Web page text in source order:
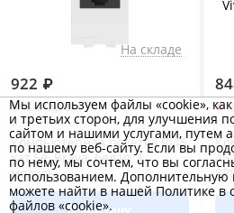
На складе
922 ₽
Складской
Арт.: 76654B
Компьютерная розетка RJ45
кат.5e, Brava, белая, 1
модуль
В корзину
Мы используем файлы «cookie»,
и третьих сторон, для улучшения
сайтом и нашими услугами, путем
по нашему веб-сайту. Если вы
по нему, мы сочтем, что вы
использованием.
можете найти в нашей Политике в
файлов «cookie».